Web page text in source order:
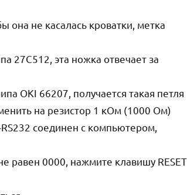
она не касалась кроватки, метка
27C512, эта ножка отвечает за
OKI 66207, получается такая петля
на резистор 1 кОм (1000 Ом)
соединен с компьютером,
равен 0000, нажмите клавишу RESET